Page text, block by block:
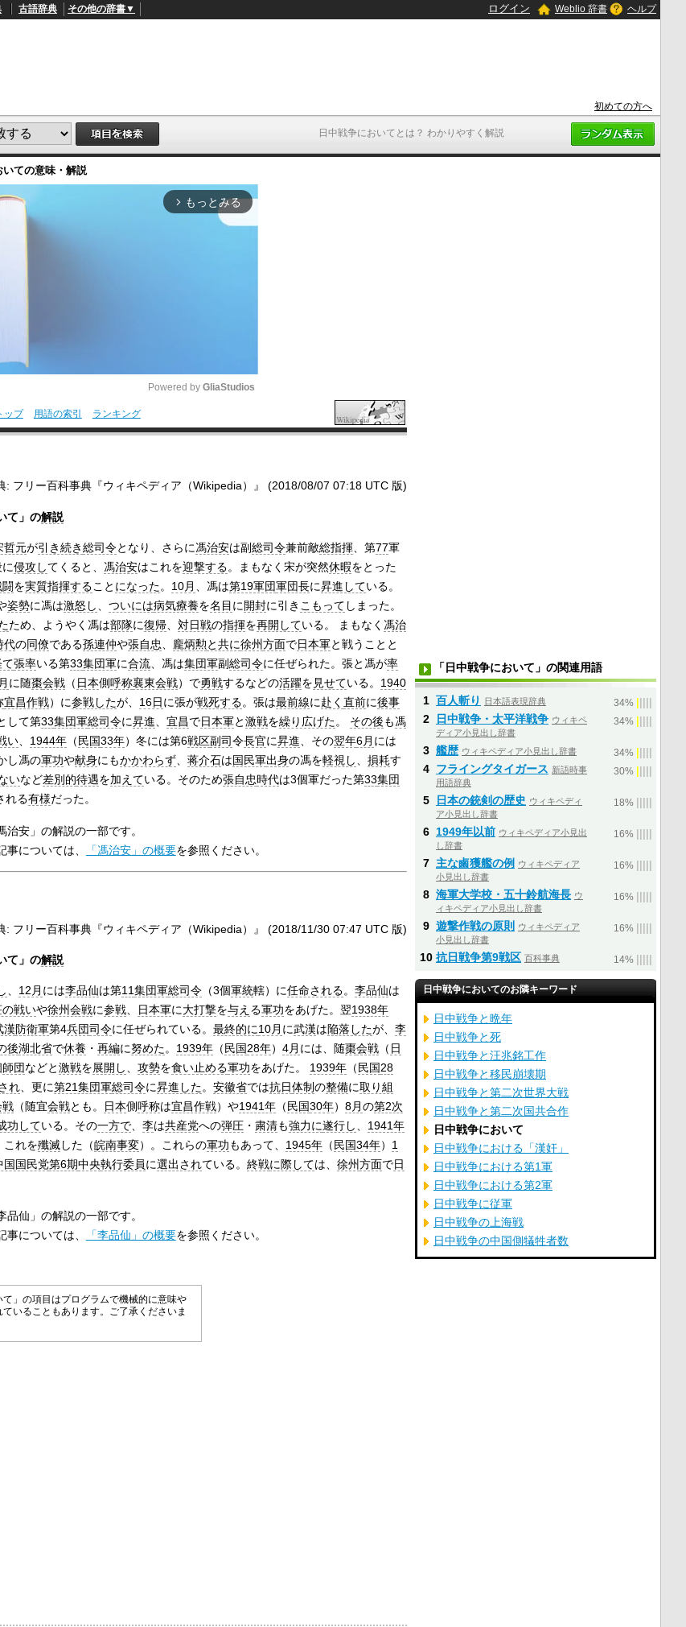
日中戦争においてとは？ わかりやすく解説
古語辞典 その他の辞書▼ ログイン Weblio 辞書 ヘルプ
初めての方へ
いての意味・解説
arrow_forward_ios もっとみる
M
Powered by GliaStudios
ップ 用語の索引 ランキング
: フリー百科事典『ウィキペディア（Wikipedia）』 (2018/08/07 07:18 UTC 版)
て」の解説
哲元が引き続き総司令となり、さらに馮治安は副総司令兼前敵総指揮、第77軍
侵攻してくると、 馮治安はこれを迎撃する。まもなく宋が突然休暇をとった
を実質指揮すること になった。 10月 、馮は第19軍団軍団長に昇進している。
姿勢に馮は激怒し ついには病気療養を名目 に開封に引き こもって しまった。
ため、ようやく馮は部隊に復帰、 対日戦の指揮を再開している。 まもなく 馮治
代の同僚である孫連仲や張自忠 龐炳勲と共に徐州方面で日本軍と戦うことと
張率いる第33集団軍に合流、馮は集団軍副総司令に任ぜられた。張と馮が率
に随棗会戦（ 日本側呼称襄東会戦）で勇戦するなどの活躍を 見せている。 1940
宜昌作戦）に参戦したが、 16日に張が戦死する。張は最前線に赴く 直前に後事
して第33集団軍総司令に昇進 宜昌で日本軍と激戦を繰り広げた。 その後も馮
い、 1944年（ 民国33年）冬には第6戦区副司令長官に昇進 、その翌年6月 には
し馮の軍功や献身にもかかわらず、 蒋介石は国民軍出身の馮を軽視し 損耗す
いなど差別的待遇を加えている。そのため張自忠時代は3個軍だった第33集団
れる有様だった。
安」の解説の一部です。
事については、
「馮治安」の概要を参照ください。
: フリー百科事典『ウィキペディア（Wikipedia）』 (2018/11/30 07:47 UTC 版)
て」の解説
、 12月 には李品仙は第11集団軍総司令（3個軍統轄）に任命される。 李品仙は
の戦いや徐州会戦に参戦、 日本軍に大打撃を与え る軍功をあげた。翌1938年
漢防衛軍第4兵団司令に任ぜられている。 最終的に10月 に武漢は陥落したが、 李
後湖北省で休養 ・ 再編に努めた。 1939年（民国28年） 4月 には、随棗会戦（ 日
師団などと激戦を展開し、 攻勢を食い止める軍功をあげた。 1939年（民国28
れ、更に第21集団軍総司令に昇進した。 安徽省では抗日体制の整備に取り組
戦（随宜会戦とも。 日本側呼称は宜昌作戦）や1941年（民国30年） 8月の第2次
功している。その一方で、 李は共産党への弾圧・ 粛清も強力に遂行し、 1941年
これを殲滅した（皖南事変）。これらの軍功もあって、 1945年（民国34年） 1
国国民党第6期中央執行委員に選出されている。 終戦に際しては、 徐州方面で日
仙」の解説の一部です。
事については、
「李品仙」の概要を参照ください。
」の項目はプログラムで機械的に意味や
いることもあります。ご了承くださいま
「日中戦争において」の関連用語
1 百人斬り 日本語表現辞典 34%
2 日中戦争・太平洋戦争 ウィキペ
ディア小見出し辞書
34%
3 艦歴 ウィキペディア小見出し辞書 34%
4 フライングタイガース 新語時事
用語辞典
30%
5 日本の銃剣の歴史 ウィキペディ
ア小見出し辞書
18%
6 1949年以前 ウィキペディア小見出
し辞書
16%
7 主な鹵獲艦の例 ウィキペディア
小見出し辞書
16%
8 海軍大学校・五十鈴航海長 ウ
ィキペディア小見出し辞書
16%
9 遊撃作戦の原則
ウィキペディア
小見出し辞書
16%
10 抗日戦争第9戦区 百科事典 14%
日中戦争においてのお隣キーワード
日中戦争と晩年
日中戦争と死
日中戦争と汪兆銘工作
日中戦争と移民崩壊期
日中戦争と第二次世界大戦
日中戦争と第二次国共合作
日中戦争において
日中戦争における「漢奸」
日中戦争における第1軍
日中戦争における第2軍
日中戦争に従軍
日中戦争の上海戦
日中戦争の中国側犠牲者数